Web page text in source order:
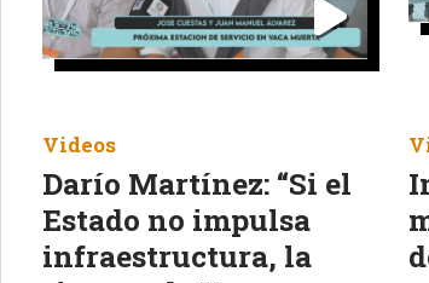
Darío Martínez: “Si el
Estado no impulsa
infraestructura, la
Videos